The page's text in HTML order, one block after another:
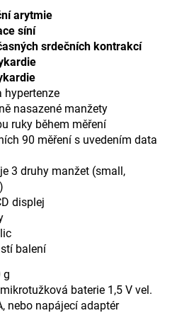
arytmie
síní
srdečních kontrakcí
hypertenze
nasazené manžety
ruky během měření
90 měření s uvedením data
3 druhy manžet (small,
displej
balení
g
baterie 1,5 V vel.
nebo napájecí adaptér